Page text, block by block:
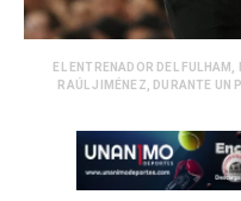
EL ENTRENADOR DEL
RAÚL JIMÉNEZ, DURANTE UN